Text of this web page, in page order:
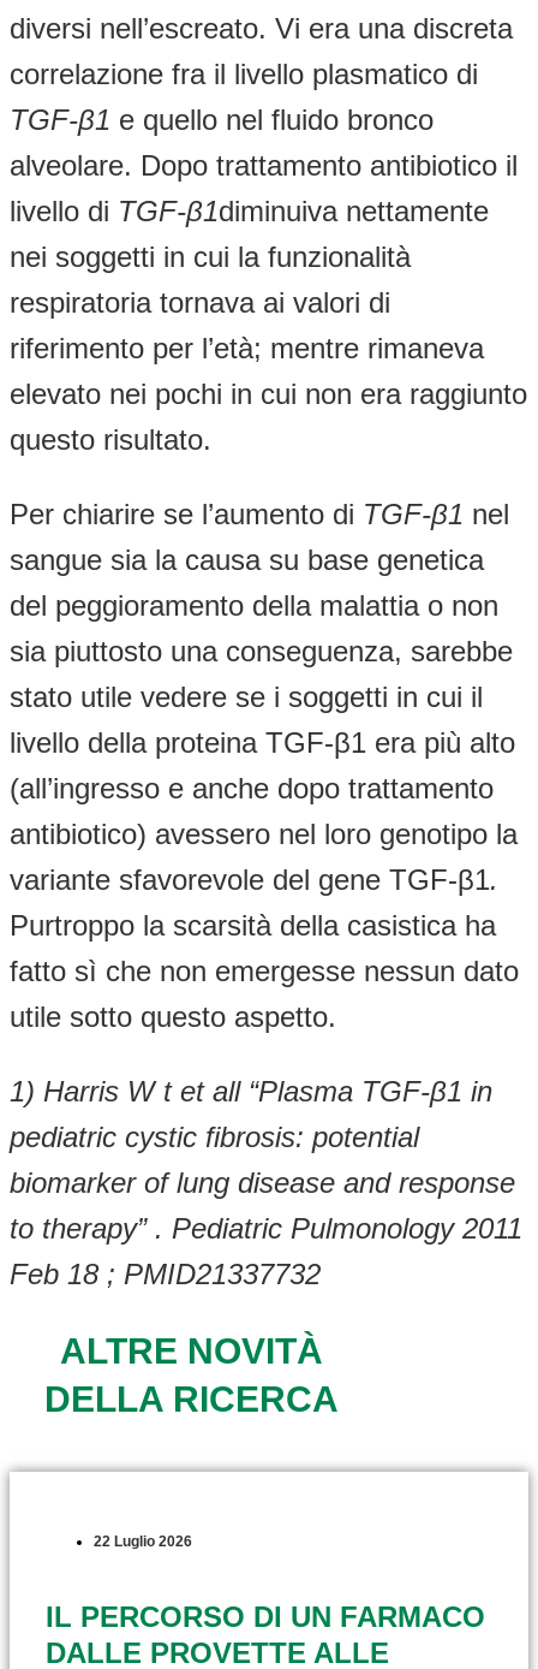
diversi nell’escreato. Vi era una discreta
correlazione fra il livello plasmatico di
TGF-β1 e quello nel fluido bronco
alveolare. Dopo trattamento antibiotico il
livello di TGF-β1diminuiva nettamente
nei soggetti in cui la funzionalità
respiratoria tornava ai valori di
riferimento per l’età; mentre rimaneva
elevato nei pochi in cui non era raggiunto
questo risultato.
Per chiarire se l’aumento di TGF-β1 nel
sangue sia la causa su base genetica
del peggioramento della malattia o non
sia piuttosto una conseguenza, sarebbe
stato utile vedere se i soggetti in cui il
livello della proteina TGF-β1 era più alto
(all’ingresso e anche dopo trattamento
antibiotico) avessero nel loro genotipo la
variante sfavorevole del gene TGF-β1.
Purtroppo la scarsità della casistica ha
fatto sì che non emergesse nessun dato
utile sotto questo aspetto.
1) Harris W t et all “Plasma TGF-β1 in
pediatric cystic fibrosis: potential
biomarker of lung disease and response
to therapy” . Pediatric Pulmonology 2011
Feb 18 ; PMID21337732
ALTRE NOVITÀ
DELLA RICERCA
22 Luglio 2026
IL PERCORSO DI UN FARMACO
DALLE PROVETTE ALLE